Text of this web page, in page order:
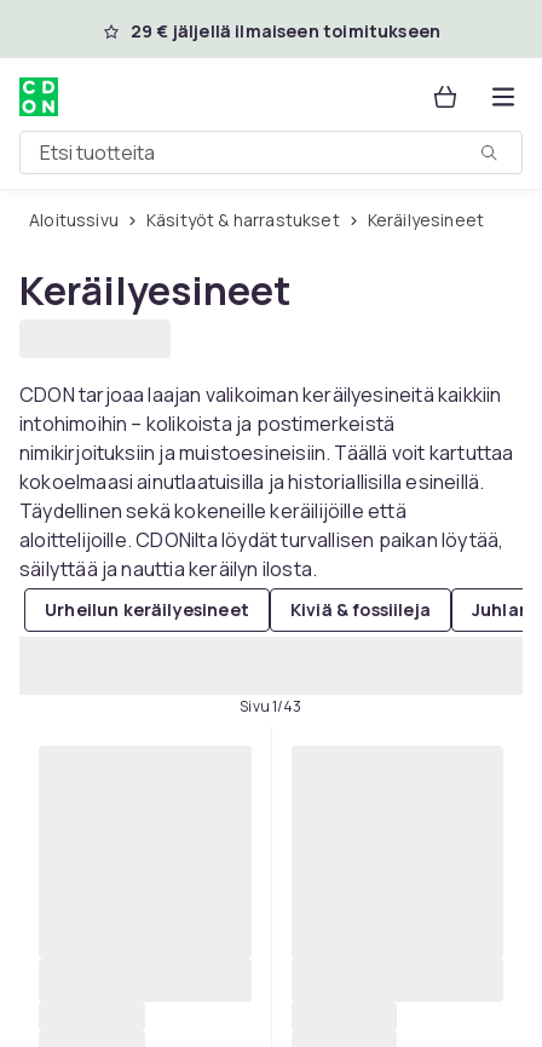
Ohita ja siirry pääsisältöön
29 € jäljellä ilmaiseen toimitukseen
Etsi tuotteita
Aloitussivu Käsityöt & harrastukset Keräilyesineet
Keräilyesineet
CDON tarjoaa laajan valikoiman keräilyesineitä kaikkiin
intohimoihin – kolikoista ja postimerkeistä
nimikirjoituksiin ja muistoesineisiin. Täällä voit kartuttaa
kokoelmaasi ainutlaatuisilla ja historiallisilla esineillä.
Täydellinen sekä kokeneille keräilijöille että
aloittelijoille. CDONilta löydät turvallisen paikan löytää,
säilyttää ja nauttia keräilyn ilosta.
Urheilun keräilyesineet Kiviä & fossiileja
Sivu 1/43